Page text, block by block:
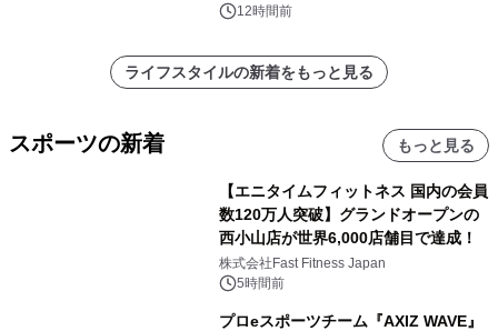
スの2施設で
12時間前
ライフスタイルの新着をもっと見る
スポーツの新着 もっと見る
【エニタイムフィットネス 国内の会員
数120万人突破】グランドオープンの
西小山店が世界6,000店舗目で達成！
株式会社Fast Fitness Japan
5時間前
プロeスポーツチーム『AXIZ WAVE』